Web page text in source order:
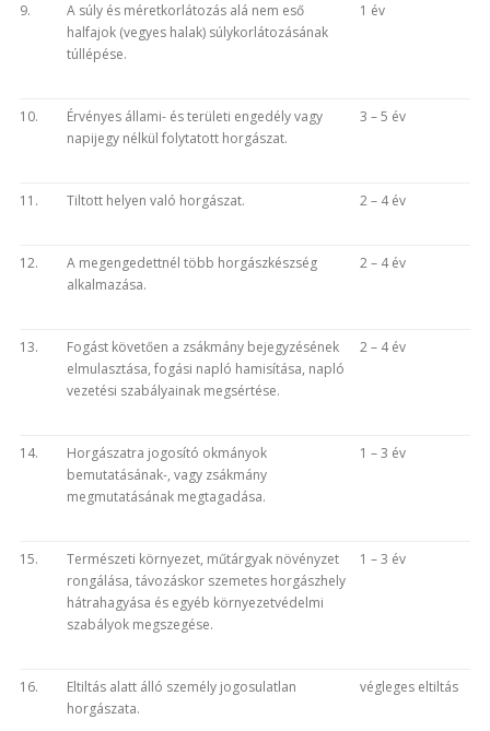
9.
A súly és méretkorlátozás alá nem eső
halfajok (vegyes halak) súlykorlátozásának
túllépése.
1 év
10.
Érvényes állami- és területi engedély vagy
napijegy nélkül folytatott horgászat.
3 – 5 év
11. Tiltott helyen való horgászat. 2 – 4 év
12.
A megengedettnél több horgászkészség
alkalmazása.
2 – 4 év
13.
Fogást követően a zsákmány bejegyzésének
elmulasztása, fogási napló hamisítása, napló
vezetési szabályainak megsértése.
2 – 4 év
14.
Horgászatra jogosító okmányok
bemutatásának-, vagy zsákmány
megmutatásának megtagadása.
1 – 3 év
15.
Természeti környezet, műtárgyak növényzet
rongálása, távozáskor szemetes horgászhely
hátrahagyása és egyéb környezetvédelmi
szabályok megszegése.
1 – 3 év
16.
Eltiltás alatt álló személy jogosulatlan
horgászata.
végleges eltiltás